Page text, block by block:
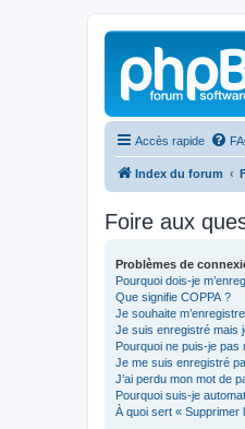
Accès rapide
Index du forum
Foire aux
Problèmes de
Pourquoi dois-je
Que signifie COPPA ?
Je souhaite
Je suis enregistré mais
Pourquoi ne puis-je pas
Je me suis enregistré
J’ai perdu mon mot de
Pourquoi suis-je
À quoi sert « Supprimer